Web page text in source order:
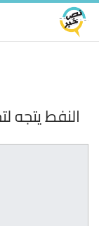
النفط